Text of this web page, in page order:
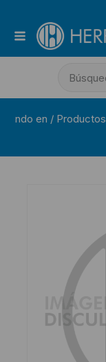
ndo en / Productos